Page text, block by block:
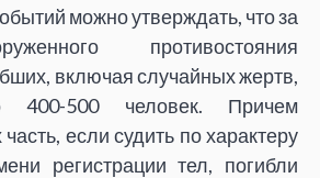
можно утверждать, что за
противостояния
включая случайных жертв,
400-500 человек. Причем
если судить по характеру
регистрации тел, погибли